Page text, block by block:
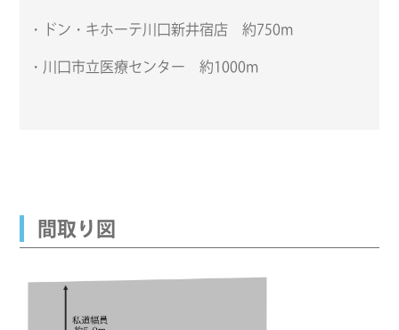
・ドン・キホーテ川口新井宿店 約750m
・川口市立医療センター 約1000m
間取り図